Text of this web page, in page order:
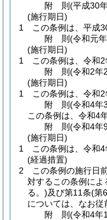
附 則(平成30
(施行期日)
1
この条例は、平成
附 則(令和元
(施行期日)
1
この条例は、令和2
附 則(令和2年
(施行期日)
1
この条例は、令和2
附 則(令和4年
この条例は、令和4
附 則(令和4年
(施行期日)
1
この条例は、令和
(経過措置)
2
この条例の施行日
対するこの条例によ
る。)及び第11条(第
については、なお従
附 則(令和4年